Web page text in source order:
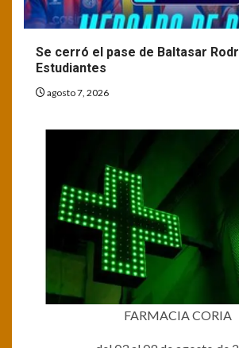
Se cerró el pase de Baltasar
Estudiantes
agosto 7, 2026
FARMACIA CORIA